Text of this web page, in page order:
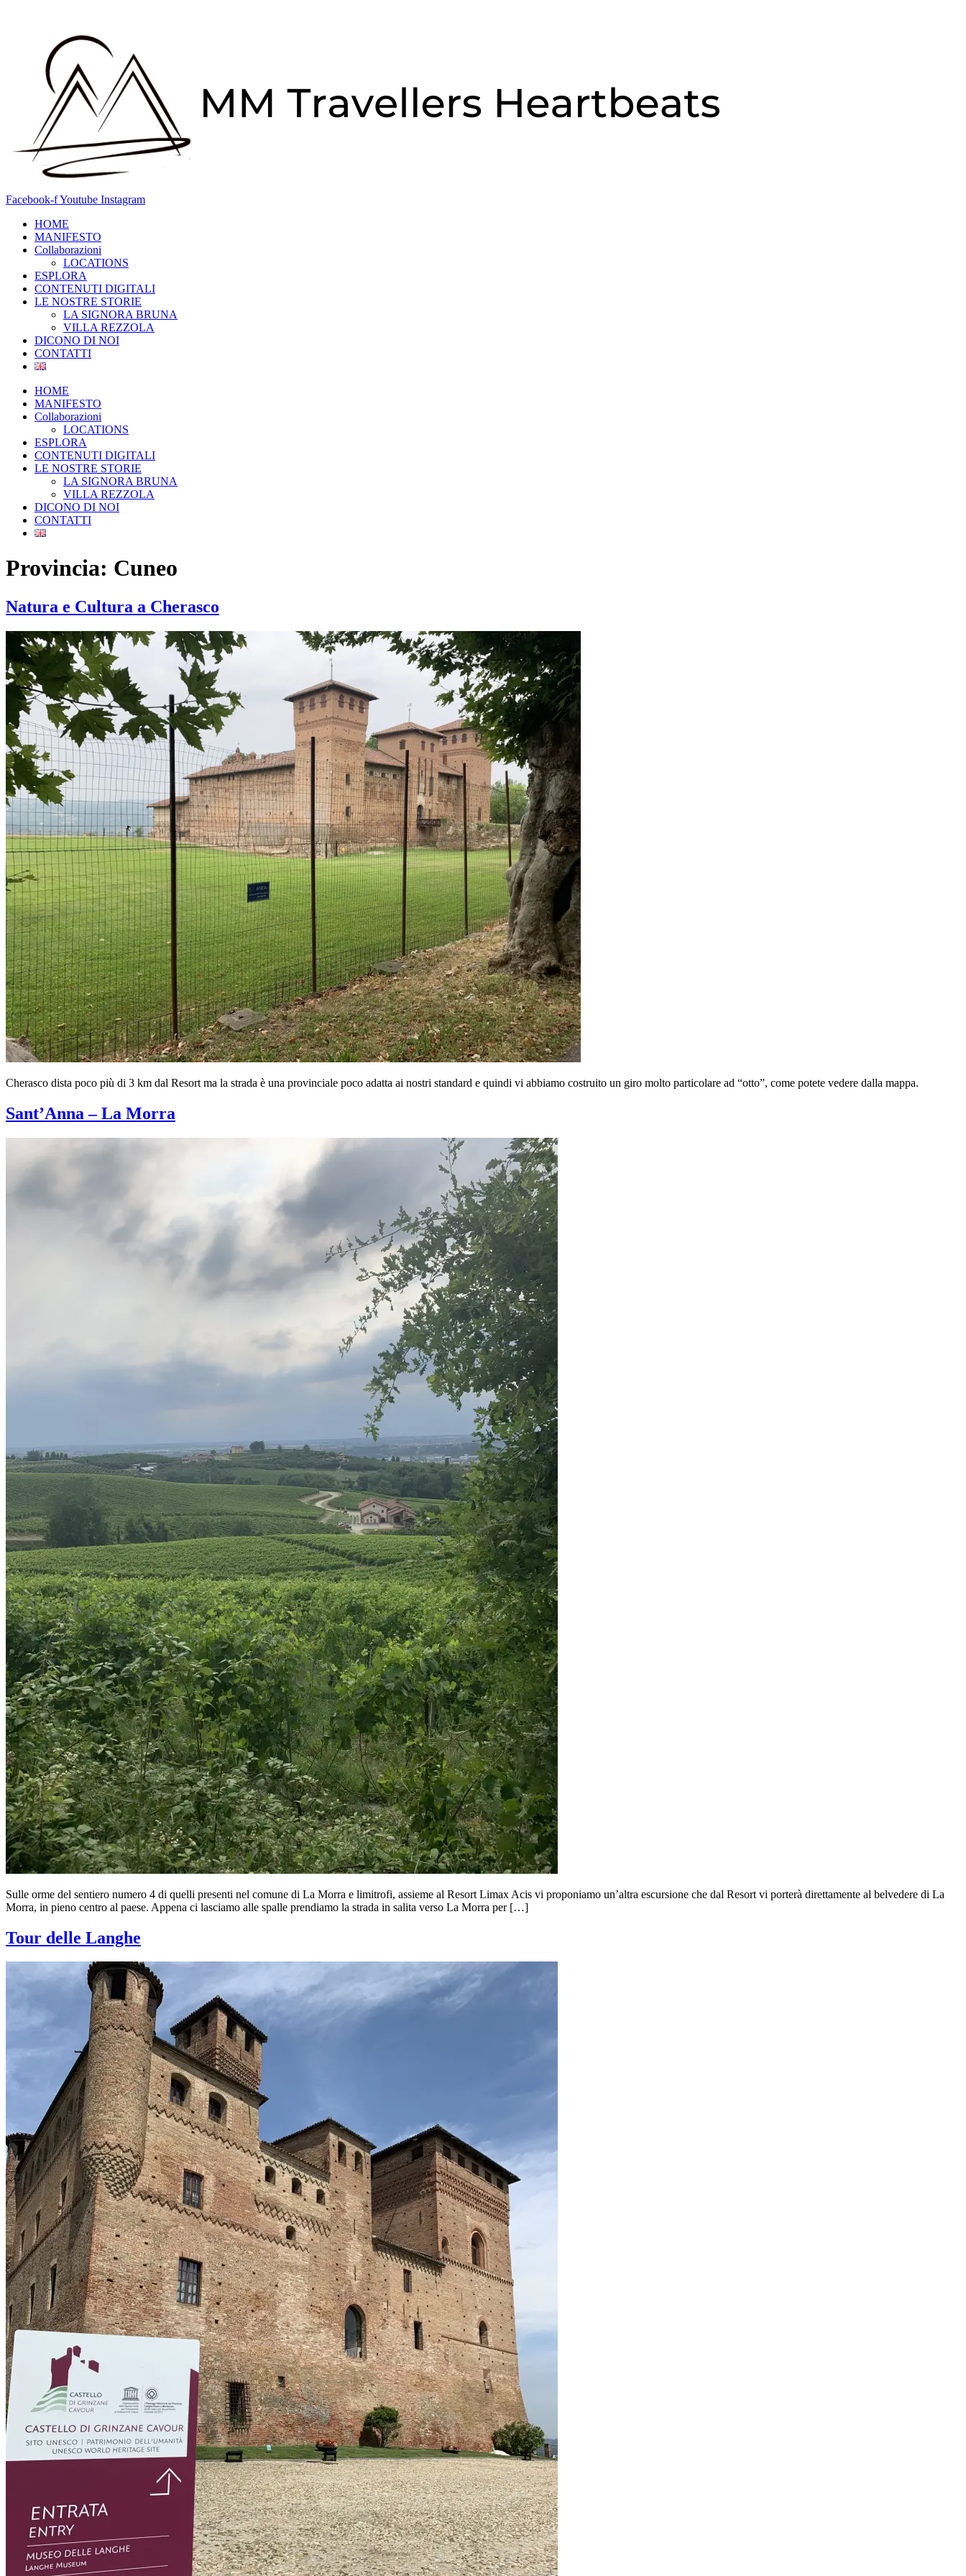
Facebook-fYoutube Instagram
HOME
MANIFESTO
Collaborazioni
LOCATIONS
ESPLORA
CONTENUTI DIGITALI
LE NOSTRE STORIE
LA SIGNORA BRUNA
VILLA REZZOLA
DICONO DI NOI
CONTATTI
HOME
MANIFESTO
Collaborazioni
LOCATIONS
ESPLORA
CONTENUTI DIGITALI
LE NOSTRE STORIE
LA SIGNORA BRUNA
VILLA REZZOLA
DICONO DI NOI
CONTATTI
Provincia: Cuneo
Natura e Cultura a Cherasco
Cherasco dista poco più di 3 km dal Resort ma la strada è una provinciale poco adatta ai nostri standard e quindi vi abbiamo costruito un giro molto particolare ad “otto”, come potete vedere dalla mappa.
Sant’Anna – La Morra
Sulle orme del sentiero numero 4 di quelli presenti nel comune di La Morra e limitrofi, assieme al Resort Limax Acis vi proponiamo un’altra escursione che dal Resort vi porterà direttamente al belvedere di La
Morra, in pieno centro al paese. Appena ci lasciamo alle spalle prendiamo la strada in salita verso La Morra per […]
Tour delle Langhe